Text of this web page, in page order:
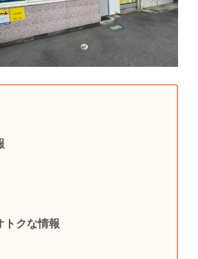
トクな情報